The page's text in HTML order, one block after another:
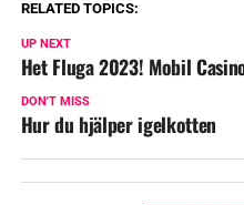
RELATED TOPICS:
UP NEXT
Het Fluga 2023! Mobil
DON'T MISS
Hur du hjälper igelkotten